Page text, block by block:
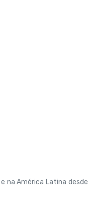
na América Latina desde